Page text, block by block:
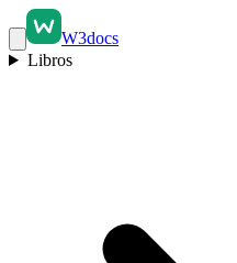
W3docs
Libros